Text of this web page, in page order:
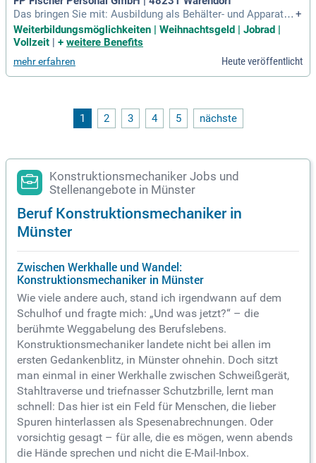
Das bringen Sie mit: Ausbildung als Behälter- und Apparateb
auer/in, Anlagenmechaniker/in im Bereich Behälter- und App
aratebau oder vergleichbar; mind. 5 Jahre Berufserfahrung i
sehr gute WIG Schweißkenntnisse
+
Weiterbildungsmöglichkeiten | Weihnachtsgeld | Jobrad |
Vollzeit
+ weitere Benefits
mehr erfahren Heute veröffentlicht
1 2 3 4 5 nächste
Konstruktionsmechaniker Jobs und
Stellenangebote in Münster
Beruf Konstruktionsmechaniker in
Münster
Zwischen Werkhalle und Wandel:
Konstruktionsmechaniker in Münster
Wie viele andere auch, stand ich irgendwann auf dem
Schulhof und fragte mich: „Und was jetzt?“ – die
berühmte Weggabelung des Berufslebens.
Konstruktionsmechaniker landete nicht bei allen im
ersten Gedankenblitz, in Münster ohnehin. Doch sitzt
man einmal in einer Werkhalle zwischen Schweißgerät,
Stahltraverse und triefnasser Schutzbrille, lernt man
schnell: Das hier ist ein Feld für Menschen, die lieber
Spuren hinterlassen als Spesenabrechnungen. Oder
vorsichtig gesagt – für alle, die es mögen, wenn abends
die Hände sprechen und nicht die E-Mail-Inbox.